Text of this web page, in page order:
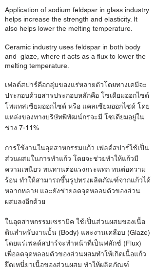
Application of sodium feldspar in glass industry
helps increase the strength and elasticity. It
also helps lower the melting temperature.
Ceramic industry uses feldspar in both body
and glaze, where it acts as a flux to lower the
melting temperature.
เฟลด์สปาร์คือกลุ่มของแร่หลายตัวโดยทางเคมีจะ
ประกอบด้วยสารประกอบหลักคือ โซเดียมออกไซด์
โพแทสเซียมออกไซด์ หรือ แคลเซียมออกไซด์ โดย
แหล่งของทางบริษัทพิพัฒน์กรจะมี โซเดียมอยู่ใน
ช่วง 7-11%
การใช้งานในอุตสาหกรรมแก้ว เฟลด์สปาร์ใช้เป็น
ส่วนผสมในการทำแก้ว โดยจะช่วยทำให้แก้วมี
ความเหนียว ทนทานต่อแรงกระแทก ทนต่อความ
ร้อน ทำให้สามารถขึ้นรูปทรงผลิตภัณฑ์จากแก้วได้
หลากหลาย และยังช่วยลดจุดหลอมตัวของส่วน
ผสมลงอีกด้วย
ในอุตสาหกรรมเซรามิค ใช้เป็นส่วนผสมของเนื้อ
ดินสำหรับงานปั้น (Body) และงานเคลือบ (Glaze)
โดยแร่เฟลด์สปาร์จะทำหน้าที่เป็นฟลักซ์ (Flux)
เพื่อลดจุดหลอมตัวของส่วนผสมทำให้เกิดเนื้อแก้ว
ยึดเหนี่ยวเนื้อของส่วนผสม ทำให้ผลิตภัณฑ์